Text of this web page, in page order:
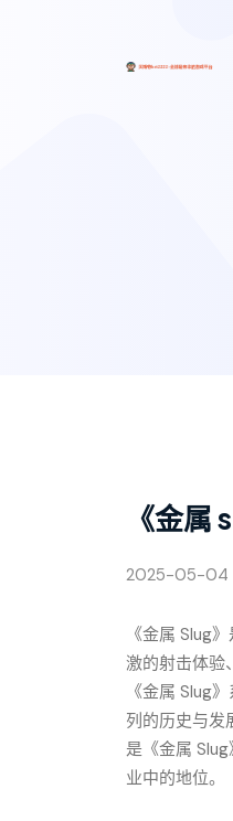
《金属
2025-05-04
《金属 Slug
激的射击体验
《金属 Slug
列的历史与发
是《金属
业中的地位。